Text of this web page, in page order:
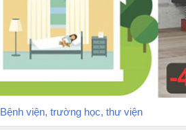
Bệnh viện, trường học, thư viện